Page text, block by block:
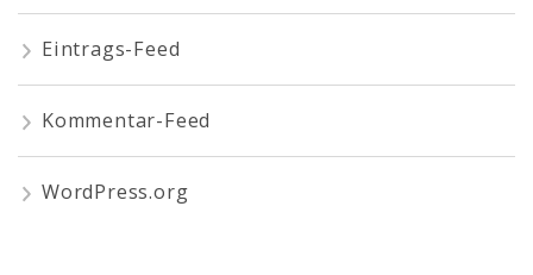
Eintrags-Feed
Kommentar-Feed
WordPress.org